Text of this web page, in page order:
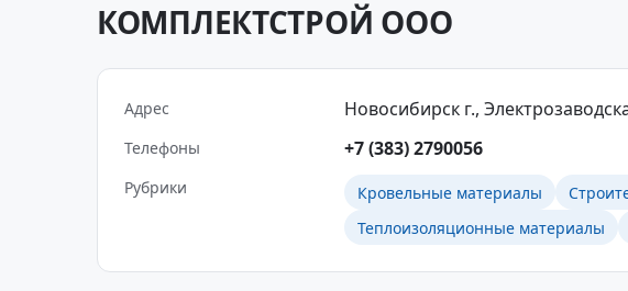
КОМПЛЕКТСТРОЙ ООО
Адрес Новосибирск г.,
Телефоны +7 (383) 2790056
Рубрики Кровельные материалы
Теплоизоляционные материалы